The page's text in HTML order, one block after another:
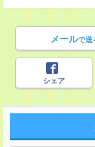
メールで送
シェア